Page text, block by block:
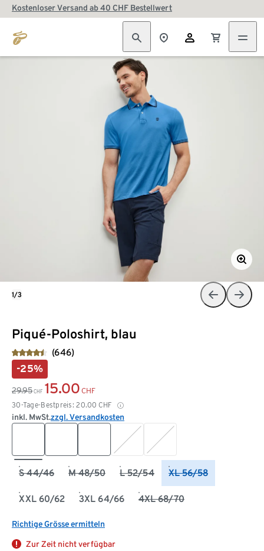
Kostenloser Versand ab 40 CHF Bestellwert
Piqué-Poloshirt, blau
(646)
-25%
29.95 CHF 15.00 CHF
30-Tage-Bestpreis: 20.00 CHF
inkl. MwSt.zzgl. Versandkosten
S 44/46 M 48/50 L 52/54 XL 56/58
XXL 60/62 3XL 64/66 4XL 68/70
Richtige Grösse ermitteln
Zur Zeit nicht verfügbar
1/3